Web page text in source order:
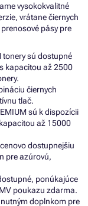
vysokokvalitné
vrátane čiernych
pásy pre
tonery sú dostupné
kapacitou až 2500
čiernych
tlač.
sú k dispozícii
až 15000
dostupnejšiu
pre azúrovú,
ponúkajúce
poukazu zdarma.
doplnkom pre